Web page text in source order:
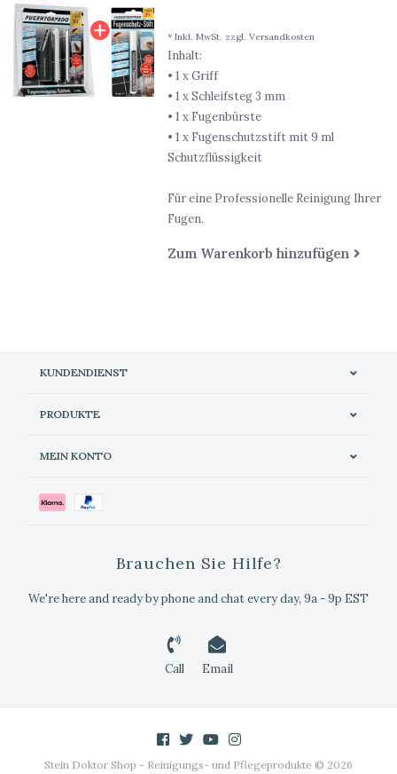
* Inkl. MwSt. zzgl.Versandkosten
Inhalt:
• 1 x Griff
• 1 x Schleifsteg 3 mm
• 1 x Fugenbürste
• 1 x Fugenschutzstift mit 9 ml
Schutzflüssigkeit
Für eine Professionelle Reinigung Ihrer
Fugen.
Zum Warenkorb hinzufügen
KUNDENDIENST
PRODUKTE
MEIN KONTO
Brauchen Sie Hilfe?
We're here and ready by phone and chat every day, 9a - 9p EST
Call Email
Stein Doktor Shop - Reinigungs- und Pflegeprodukte © 2026